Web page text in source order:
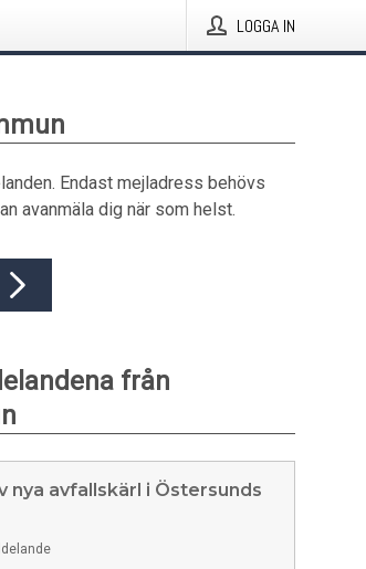
LOGGA IN
Endast mejladress behövs
avanmäla dig när som helst.
från
nya avfallskärl i Östersunds